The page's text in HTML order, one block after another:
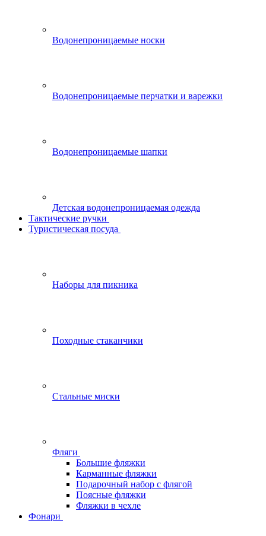
Водонепроницаемые носки
Водонепроницаемые перчатки и варежки
Водонепроницаемые шапки
Детская водонепроницаемая одежда
Тактические ручки
Туристическая посуда
Наборы для пикника
Походные стаканчики
Стальные миски
Фляги
Большие фляжки
Карманные фляжки
Подарочный набор с флягой
Поясные фляжки
Фляжки в чехле
Фонари